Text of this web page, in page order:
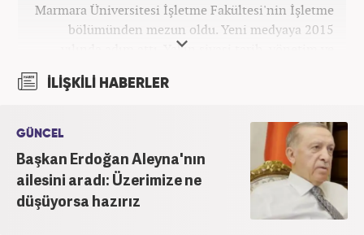
Marmara Üniversitesi İşletme Fakültesi'nin İşletme
bölümünden mezun oldu. Yeni medyaya 2015
yılında adım attı. Yakın siyasi tarih, yönetim ve
başlamasındaki en önemli etken oldu. Sırasıyla Star,
editörlüğü görevinde bulundu. Her türlü
dezenformasyonun olduğu, Hakikat ötesi siyasetin
(Post truth politics) yaşandığı günümüz dünyasında,
tahrif edilen olguları savunmak, temiz bilgi
aktarımına yardımcı olmak ve kamuoyunun dijital-
medya okuryazarlığını geliştirmek üzere çaba
İLİŞKİLİ HABERLER
GÜNCEL
Başkan Erdoğan Aleyna'nın
ailesini aradı: Üzerimize ne
düşüyorsa hazırız